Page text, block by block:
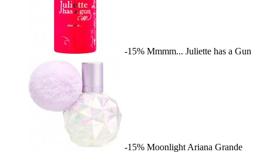
-15% Mmmm... Juliette has a Gun
-15% Moonlight Ariana Grande